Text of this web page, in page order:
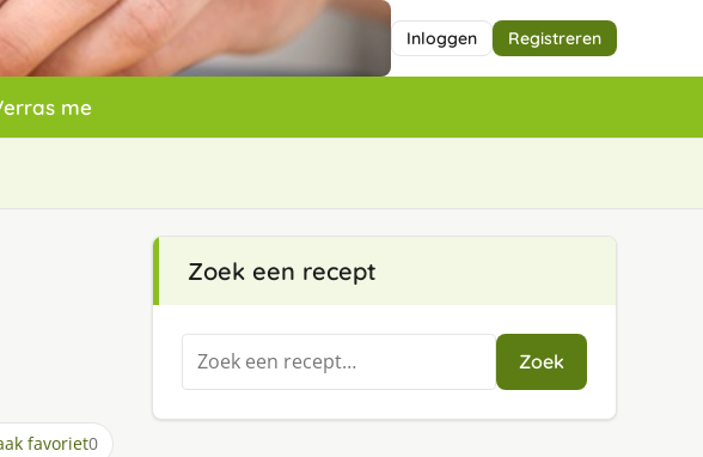
Inloggen Registreren
me
favoriet0
Zoek een recept
Zoeken
naar:
Zoek